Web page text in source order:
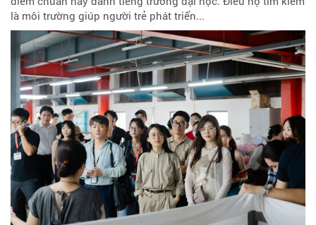
là môi trường giúp người trẻ phát triển...